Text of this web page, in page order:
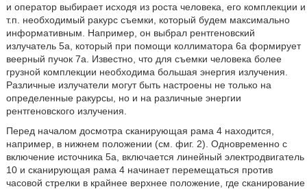
и оператор выбирает исходя из роста человека, его комплекции и
т.п. необходимый ракурс съемки, который будем максимально
информативным. Например, он выбрал рентгеновский
излучатель 5а, который при помощи коллиматора 6а формирует
веерный пучок 7а. Известно, что для съемки человека более
грузной комплекции необходима большая энергия излучения.
Различные излучатели могут быть настроены не только на
определенные ракурсы, но и на различные энергии
рентгеновского излучения.
Перед началом досмотра сканирующая рама 4 находится,
например, в нижнем положении (см. фиг. 2). Одновременно с
включение источника 5а, включается линейный электродвигатель
10 и сканирующая рама 4 начинает перемещаться против
часовой стрелки в крайнее верхнее положение, где сканирование